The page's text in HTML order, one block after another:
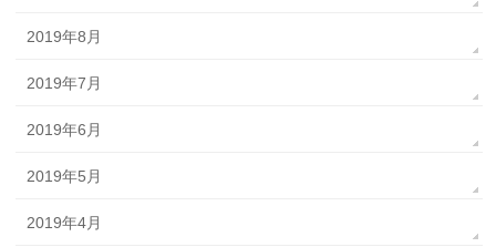
2019年8月
2019年7月
2019年6月
2019年5月
2019年4月